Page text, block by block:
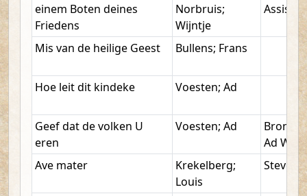
einem Boten deines
Friedens
Norbruis;
Wijntje
Assisi
Mis van de heilige Geest Bullens; Frans
Hoe leit dit kindeke Voesten; Ad
Geef dat de volken U
eren
Voesten; Ad
Ad W.
Ave mater
Krekelberg;
Louis